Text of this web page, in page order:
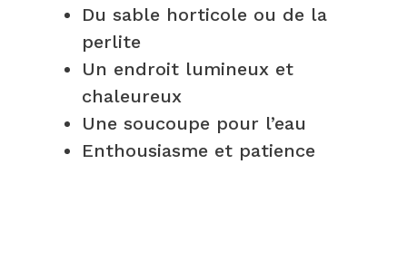
Du sable horticole ou de la
perlite
Un endroit lumineux et
chaleureux
Une soucoupe pour l’eau
Enthousiasme et patience